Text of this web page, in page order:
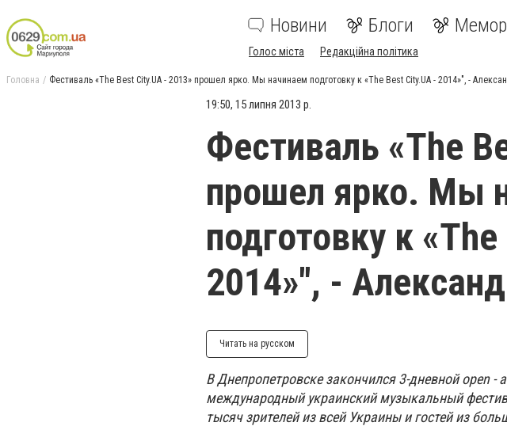
Новини Блоги
Голос міста Редакційна політика
Головна Фестиваль «The Best City.UA - 2013» прошел ярко. Мы начинаем подготовку к «The Best City.UA - 2014»", -
19:50, 15 липня 2013 р.
Фестиваль «The
прошел ярко. Мы
подготовку к
2014»", -
Читать на русском
В Днепропетровске закончился 3-дневной open -
международный украинский музыкальный
тысяч зрителей из всей Украины и гостей из